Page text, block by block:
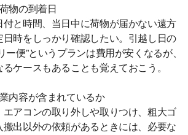
物の到着日
と時間、当日中に荷物が届かない遠方
時をしっかり確認したい。引越し日の
ー便”というプランは費用が安くなるが、
ケースもあることも覚えておこう。
内容が含まれているか
アコンの取り外しや取りつけ、粗大ゴ
搬出以外の依頼があるときには、必要な